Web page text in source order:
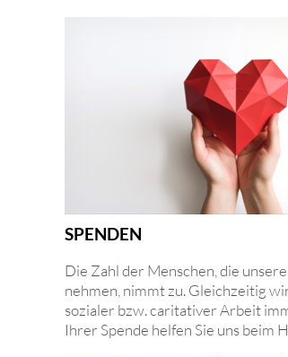
SPENDEN
Die Zahl der Menschen, die
nehmen, nimmt zu. Gleichzeitig
sozialer bzw. caritativer Arbeit
Ihrer Spende helfen Sie uns beim